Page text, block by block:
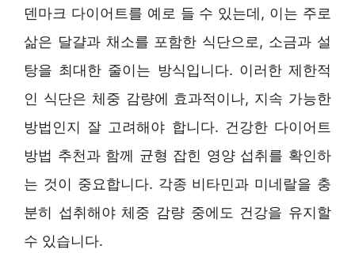
덴마크 다이어트를 예로 들 수 있는데, 이는 주로
삶은 달걀과 채소를 포함한 식단으로, 소금과 설
탕을 최대한 줄이는 방식입니다. 이러한 제한적
인 식단은 체중 감량에 효과적이나, 지속 가능한
방법인지 잘 고려해야 합니다. 건강한 다이어트
방법 추천과 함께 균형 잡힌 영양 섭취를 확인하
는 것이 중요합니다. 각종 비타민과 미네랄을 충
분히 섭취해야 체중 감량 중에도 건강을 유지할
수 있습니다.